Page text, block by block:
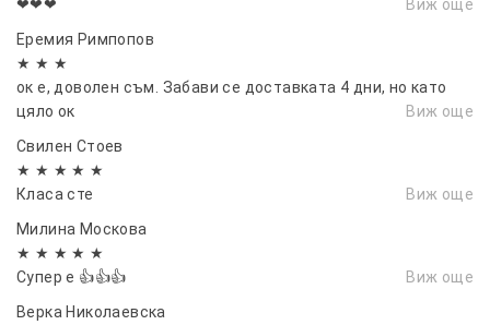
❤❤❤
Виж още
Еремия Римпопов
★ ★ ★
ок е, доволен съм. Забави се доставката 4 дни, но като
цяло ок
Виж още
Свилен Стоев
★ ★ ★ ★ ★
Класа сте
Виж още
Милина Москова
★ ★ ★ ★ ★
Супер е 👍👍👍
Виж още
Верка Николаевска